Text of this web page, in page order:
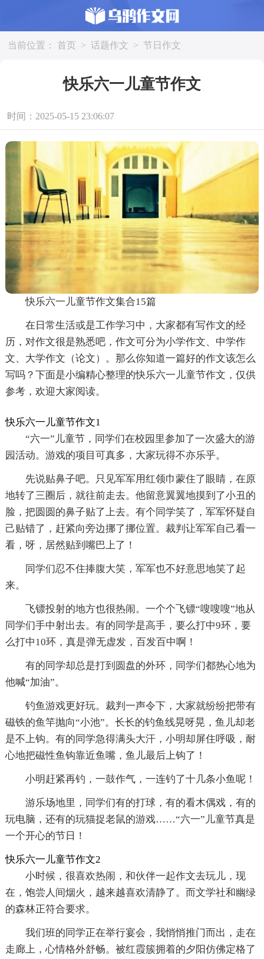
当前位置： 首页 > 话题作文 > 节日作文
快乐六一儿童节作文
时间：2025-05-15 23:06:07
快乐六一儿童节作文集合15篇
在日常生活或是工作学习中，大家都有写作文的经
历，对作文很是熟悉吧，作文可分为小学作文、中学作
文、大学作文（论文）。那么你知道一篇好的作文该怎么
写吗？下面是小编精心整理的快乐六一儿童节作文，仅供
参考，欢迎大家阅读。
快乐六一儿童节作文1
“六一”儿童节，同学们在校园里参加了一次盛大的游
园活动。游戏的项目可真多，大家玩得不亦乐乎。
先说贴鼻子吧。只见军军用红领巾蒙住了眼睛，在原
地转了三圈后，就往前走去。他留意翼翼地摸到了小丑的
脸，把圆圆的鼻子贴了上去。有个同学笑了，军军怀疑自
己贴错了，赶紧向旁边挪了挪位置。裁判让军军自己看一
看，呀，居然贴到嘴巴上了！
同学们忍不住捧腹大笑，军军也不好意思地笑了起
来。
飞镖投射的地方也很热闹。一个个飞镖“嗖嗖嗖”地从
同学们手中射出去。有的同学是高手，要么打中9环，要
么打中10环，真是弹无虚发，百发百中啊！
有的同学却总是打到圆盘的外环，同学们都热心地为
他喊“加油”。
钓鱼游戏更好玩。裁判一声令下，大家就纷纷把带有
磁铁的鱼竿抛向“小池”。长长的钓鱼线晃呀晃，鱼儿却老
是不上钩。有的同学急得满头大汗，小明却屏住呼吸，耐
心地把磁性鱼钩靠近鱼嘴，鱼儿最后上钩了！
小明赶紧再钓，一鼓作气，一连钓了十几条小鱼呢！
游乐场地里，同学们有的打球，有的看木偶戏，有的
玩电脑，还有的玩猫捉老鼠的游戏……“六一”儿童节真是
一个开心的节日！
快乐六一儿童节作文2
小时候，很喜欢热闹，和伙伴一起作文去玩儿，现
在，饱尝人间烟火，越来越喜欢清静了。而文学社和幽绿
的森林正符合要求。
我们班的同学正在举行宴会，我悄悄推门而出，走在
走廊上，心情格外舒畅。被红霞簇拥着的夕阳仿佛定格了